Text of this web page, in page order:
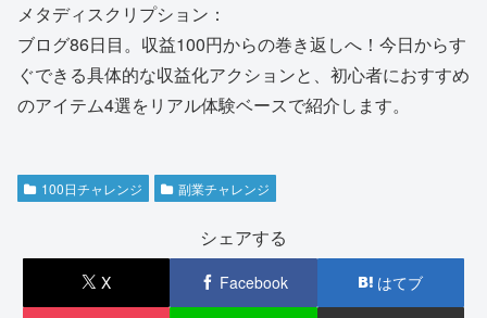
メタディスクリプション：
ブログ86日目。収益100円からの巻き返しへ！今日からす
ぐできる具体的な収益化アクションと、初心者におすすめ
のアイテム4選をリアル体験ベースで紹介します。
100日チャレンジ 副業チャレンジ
シェアする
X Facebook はてブ